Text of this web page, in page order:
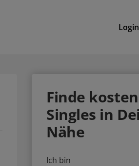
Login
Finde
Singles in
Nähe
Ich bin